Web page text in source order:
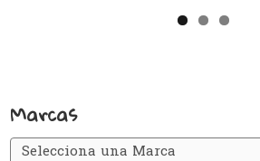
Marcas